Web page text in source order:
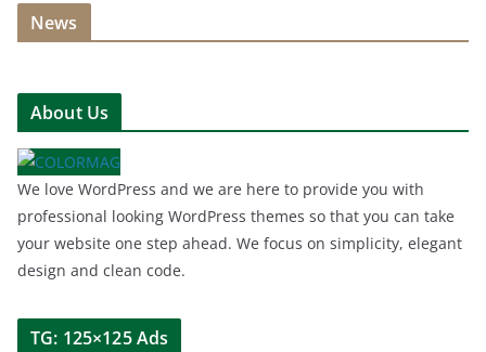
News
About Us
We love WordPress and we are here to provide you with
professional looking WordPress themes so that you can take
your website one step ahead. We focus on simplicity, elegant
design and clean code.
TG: 125×125 Ads